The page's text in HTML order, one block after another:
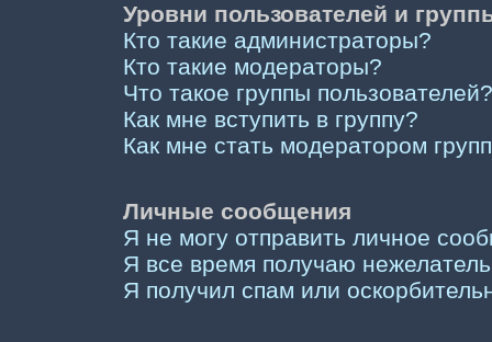
Уровни пользователей и
Кто такие администраторы?
Кто такие модераторы?
Что такое группы пользователей?
Как мне вступить в группу?
Как мне стать модератором
Личные сообщения
Я не могу отправить личное
Я все время получаю
Я получил спам или